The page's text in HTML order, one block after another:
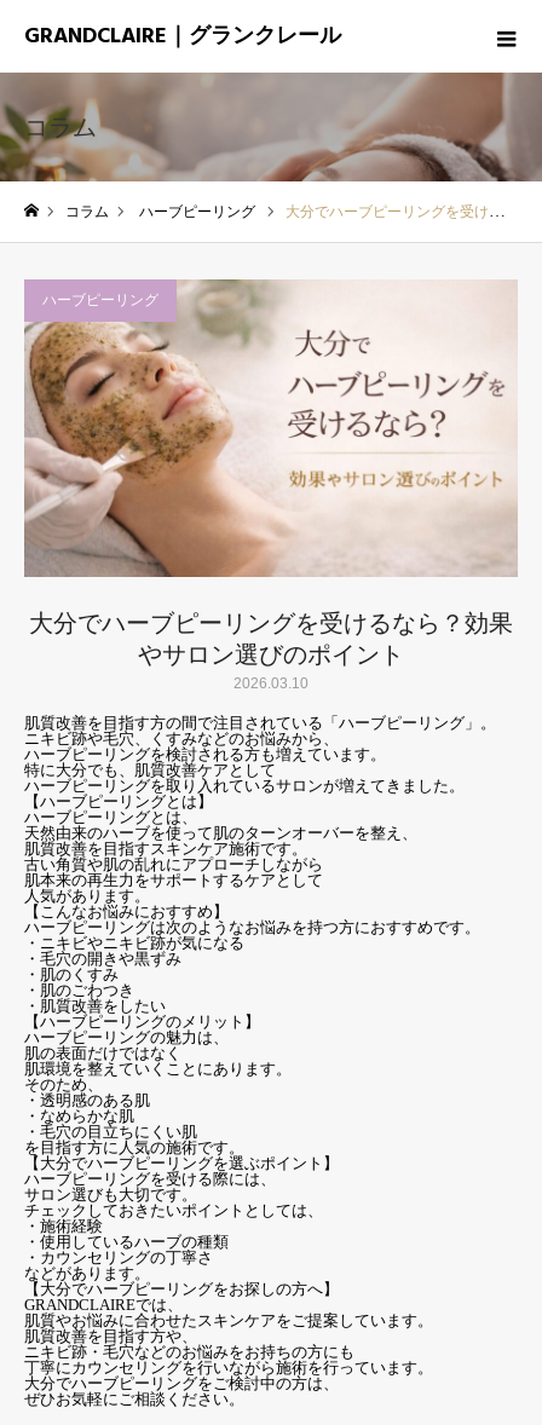
GRANDCLAIRE｜グランクレール
コラム
コラム ハーブピーリング 大分でハーブピーリングを受けるなら？効果やサロン選びのポイント
ハーブピーリング
大分でハーブピーリングを受けるなら？効果
やサロン選びのポイント
2026.03.10
肌質改善を目指す方の間で注目されている「ハーブピーリング」。
ニキビ跡や毛穴、くすみなどのお悩みから、
ハーブピーリングを検討される方も増えています。
特に大分でも、肌質改善ケアとして
ハーブピーリングを取り入れているサロンが増えてきました。
【ハーブピーリングとは】
ハーブピーリングとは、
天然由来のハーブを使って肌のターンオーバーを整え、
肌質改善を目指すスキンケア施術です。
古い角質や肌の乱れにアプローチしながら
肌本来の再生力をサポートするケアとして
人気があります。
【こんなお悩みにおすすめ】
ハーブピーリングは次のようなお悩みを持つ方におすすめです。
・ニキビやニキビ跡が気になる
・毛穴の開きや黒ずみ
・肌のくすみ
・肌のごわつき
・肌質改善をしたい
【ハーブピーリングのメリット】
ハーブピーリングの魅力は、
肌の表面だけではなく
肌環境を整えていくことにあります。
そのため、
・透明感のある肌
・なめらかな肌
・毛穴の目立ちにくい肌
を目指す方に人気の施術です。
【大分でハーブピーリングを選ぶポイント】
ハーブピーリングを受ける際には、
サロン選びも大切です。
チェックしておきたいポイントとしては、
・施術経験
・使用しているハーブの種類
・カウンセリングの丁寧さ
などがあります。
【大分でハーブピーリングをお探しの方へ】
GRANDCLAIREでは、
肌質やお悩みに合わせたスキンケアをご提案しています。
肌質改善を目指す方や、
ニキビ跡・毛穴などのお悩みをお持ちの方にも
丁寧にカウンセリングを行いながら施術を行っています。
大分でハーブピーリングをご検討中の方は、
ぜひお気軽にご相談ください。